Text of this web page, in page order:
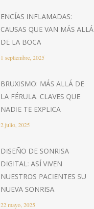
ENCÍAS INFLAMADAS:
CAUSAS QUE VAN MÁS ALLÁ
DE LA BOCA
1 septiembre, 2025
BRUXISMO: MÁS ALLÁ DE
LA FÉRULA. CLAVES QUE
NADIE TE EXPLICA
2 julio, 2025
DISEÑO DE SONRISA
DIGITAL: ASÍ VIVEN
NUESTROS PACIENTES SU
NUEVA SONRISA
22 mayo, 2025